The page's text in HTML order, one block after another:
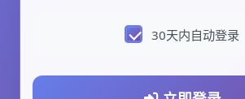
30天内自动登录